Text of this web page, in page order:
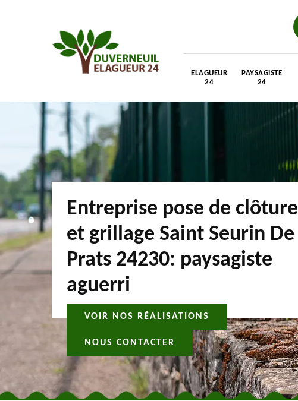
ELAGUEUR
24
PAYSAGISTE
24
Entreprise pose de clôture
et grillage Saint Seurin De
Prats 24230: paysagiste
aguerri
VOIR NOS RÉALISATIONS
NOUS CONTACTER